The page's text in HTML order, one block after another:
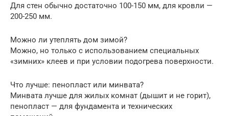
Для стен обычно достаточно 100-150 мм, для кровли —
200-250 мм.
Можно ли утеплять дом зимой?
Можно, но только с использованием специальных
«зимних» клеев и при условии подогрева поверхности.
Что лучше: пенопласт или минвата?
Минвата лучше для жилых комнат (дышит и не горит),
пенопласт — для фундамента и технических